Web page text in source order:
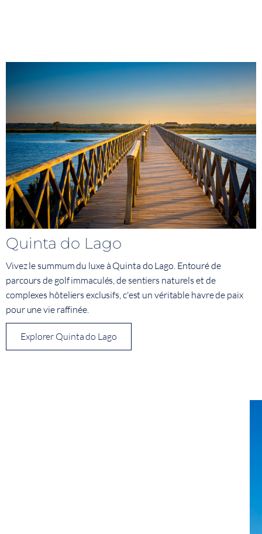
Quinta do Lago
Vivez le summum du luxe à Quinta do Lago. Entouré de
parcours de golf immaculés, de sentiers naturels et de
complexes hôteliers exclusifs, c'est un véritable havre de paix
pour une vie raffinée.
Explorer Quinta do Lago